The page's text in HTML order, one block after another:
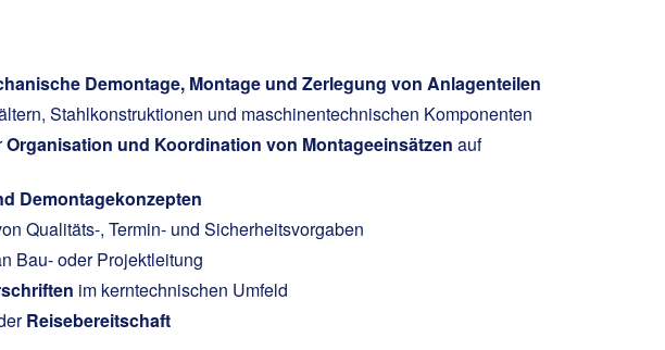
Demontage, Montage und Zerlegung von Anlagenteilen
Stahlkonstruktionen und maschinentechnischen Komponenten
Organisation und Koordination von Montageeinsätzen auf
Demontagekonzepten
Qualitäts-, Termin- und Sicherheitsvorgaben
Bau- oder Projektleitung
im kerntechnischen Umfeld
Reisebereitschaft